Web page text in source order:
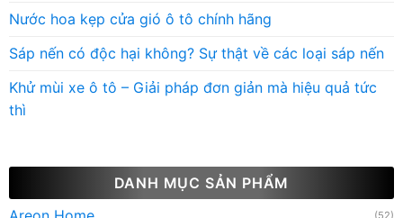
Nước hoa kẹp cửa gió ô tô chính hãng
Sáp nến có độc hại không? Sự thật về các loại sáp nến
Khử mùi xe ô tô – Giải pháp đơn giản mà hiệu quả tức
thì
DANH MỤC SẢN PHẨM
(52)